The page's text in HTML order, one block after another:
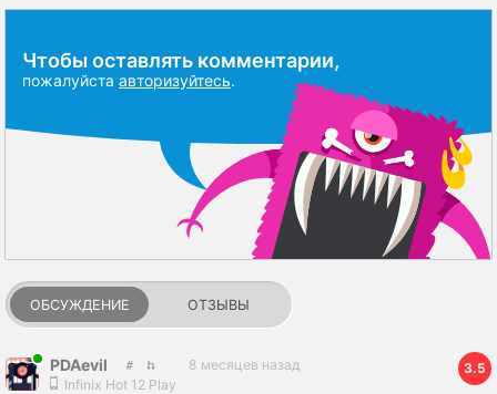
Чтобы оставлять комментарии,
пожалуйста авторизуйтесь.
ОБСУЖДЕНИЕ ОТЗЫВЫ
PDAevil
8 месяцев назад
Infinix Hot 12 Play
3.5